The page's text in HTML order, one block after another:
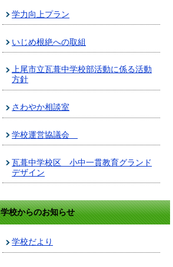
学力向上プラン
いじめ根絶への取組
上尾市立瓦葺中学校部活動に係る活動
方針
さわやか相談室
学校運営協議会
瓦葺中学校区 小中一貫教育グランド
デザイン
学校からのお知らせ
学校だより